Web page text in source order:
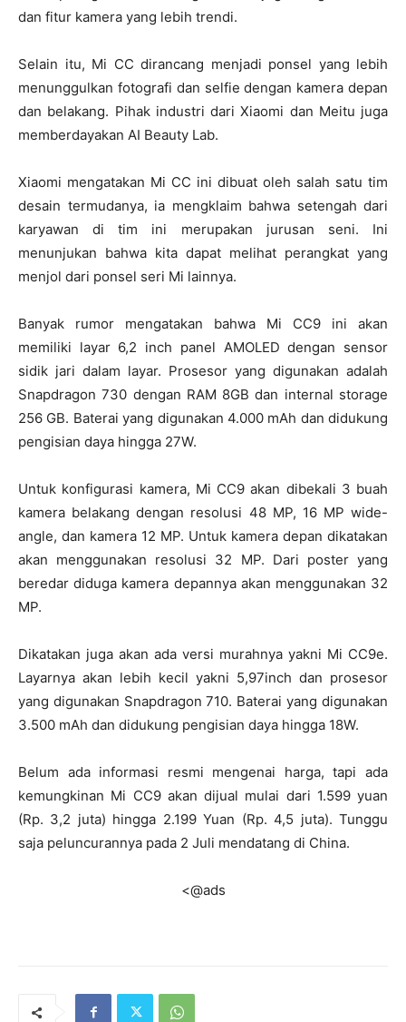
dan fitur kamera yang lebih trendi.
Selain itu, Mi CC dirancang menjadi ponsel yang lebih
menunggulkan fotografi dan selfie dengan kamera depan
dan belakang. Pihak industri dari Xiaomi dan Meitu juga
memberdayakan AI Beauty Lab.
Xiaomi mengatakan Mi CC ini dibuat oleh salah satu tim
desain termudanya, ia mengklaim bahwa setengah dari
karyawan di tim ini merupakan jurusan seni. Ini
menunjukan bahwa kita dapat melihat perangkat yang
menjol dari ponsel seri Mi lainnya.
Banyak rumor mengatakan bahwa Mi CC9 ini akan
memiliki layar 6,2 inch panel AMOLED dengan sensor
sidik jari dalam layar. Prosesor yang digunakan adalah
Snapdragon 730 dengan RAM 8GB dan internal storage
256 GB. Baterai yang digunakan 4.000 mAh dan didukung
pengisian daya hingga 27W.
Untuk konfigurasi kamera, Mi CC9 akan dibekali 3 buah
kamera belakang dengan resolusi 48 MP, 16 MP wide-
angle, dan kamera 12 MP. Untuk kamera depan dikatakan
akan menggunakan resolusi 32 MP. Dari poster yang
beredar diduga kamera depannya akan menggunakan 32
MP.
Dikatakan juga akan ada versi murahnya yakni Mi CC9e.
Layarnya akan lebih kecil yakni 5,97inch dan prosesor
yang digunakan Snapdragon 710. Baterai yang digunakan
3.500 mAh dan didukung pengisian daya hingga 18W.
Belum ada informasi resmi mengenai harga, tapi ada
kemungkinan Mi CC9 akan dijual mulai dari 1.599 yuan
(Rp. 3,2 juta) hingga 2.199 Yuan (Rp. 4,5 juta). Tunggu
saja peluncurannya pada 2 Juli mendatang di China.
<@ads